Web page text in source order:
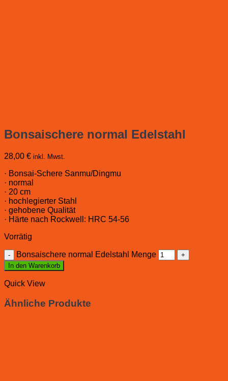
Bonsaischere normal Edelstahl
28,00 € inkl. Mwst.
· Bonsai-Schere Sanmu/Dingmu
· normal
· 20 cm
· hochlegierter Stahl
· gehobene Qualität
· Härte nach Rockwell: HRC 54-56
Vorrätig
Bonsaischere normal Edelstahl Menge
In den Warenkorb
Quick View
Ähnliche Produkte